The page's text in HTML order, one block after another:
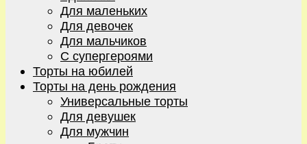
Для маленьких
Для девочек
Для мальчиков
С супергероями
Торты на юбилей
Торты на день рождения
Универсальные торты
Для девушек
Для мужчин